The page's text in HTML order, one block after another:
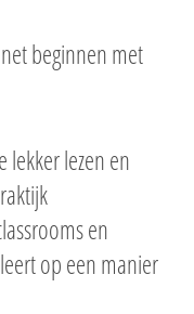
beginnen met
lekker lezen en
en
op een manier